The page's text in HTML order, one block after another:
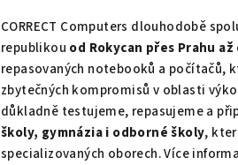
CORRECT Computers dlouhodobě
republikou od Rokycan přes Prahu
repasovaných notebooků a počítačů,
zbytečných kompromisů v oblasti
důkladně testujeme, repasujeme a
školy, gymnázia i odborné školy,
specializovaných oborech. Více